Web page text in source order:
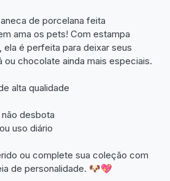
de porcelana feita
ama os pets! Com estampa
é perfeita para deixar seus
chocolate ainda mais especiais.
alta qualidade
desbota
uso diário
ou complete sua coleção com
de personalidade. 🐶💖